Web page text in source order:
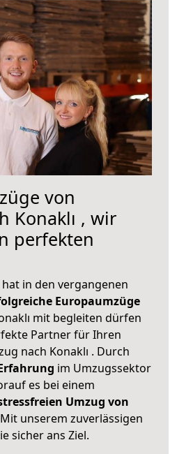
von
Konaklı , wir
perfekten
in den vergangenen
Europaumzüge
mit begleiten dürfen
Partner für Ihren
nach Konaklı . Durch
im Umzugssektor
es bei einem
Umzug von
unserem zuverlässigen
sicher ans Ziel.